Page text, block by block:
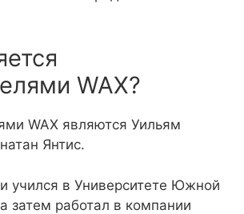
WAX?
WAX являются Уильям
Янтис.
учился в Университете Южной
затем работал в компании